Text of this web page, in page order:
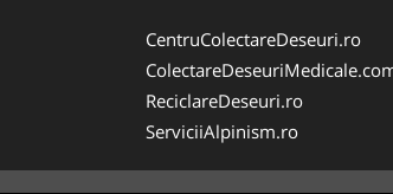
CentruColectareDeseuri.ro
ReciclareDeseuri.ro
ServiciiAlpinism.ro